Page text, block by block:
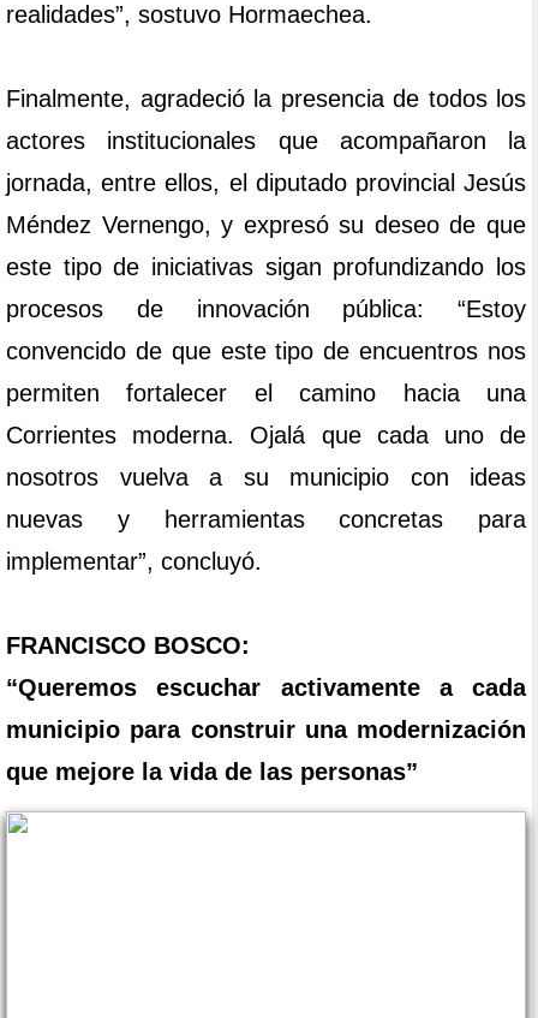
realidades”, sostuvo Hormaechea.
Finalmente, agradeció la presencia de todos los
actores institucionales que acompañaron la
jornada, entre ellos, el diputado provincial Jesús
Méndez Vernengo, y expresó su deseo de que
este tipo de iniciativas sigan profundizando los
procesos de innovación pública: “Estoy
convencido de que este tipo de encuentros nos
permiten fortalecer el camino hacia una
Corrientes moderna. Ojalá que cada uno de
nosotros vuelva a su municipio con ideas
nuevas y herramientas concretas para
implementar”, concluyó.
FRANCISCO BOSCO:
“Queremos escuchar activamente a cada
municipio para construir una modernización
que mejore la vida de las personas”